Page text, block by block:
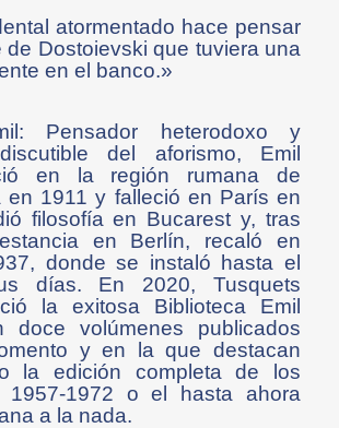
atormentado hace pensar
de Dostoievski que tuviera una
en el banco.»
Pensador heterodoxo y
del aforismo, Emil
en la región rumana de
en 1911 y falleció en París en
filosofía en Bucarest y, tras
en Berlín, recaló en
donde se instaló hasta el
días. En 2020, Tusquets
la exitosa Biblioteca Emil
doce volúmenes publicados
y en la que destacan
la edición completa de los
1957-1972 o el hasta ahora
a la nada.